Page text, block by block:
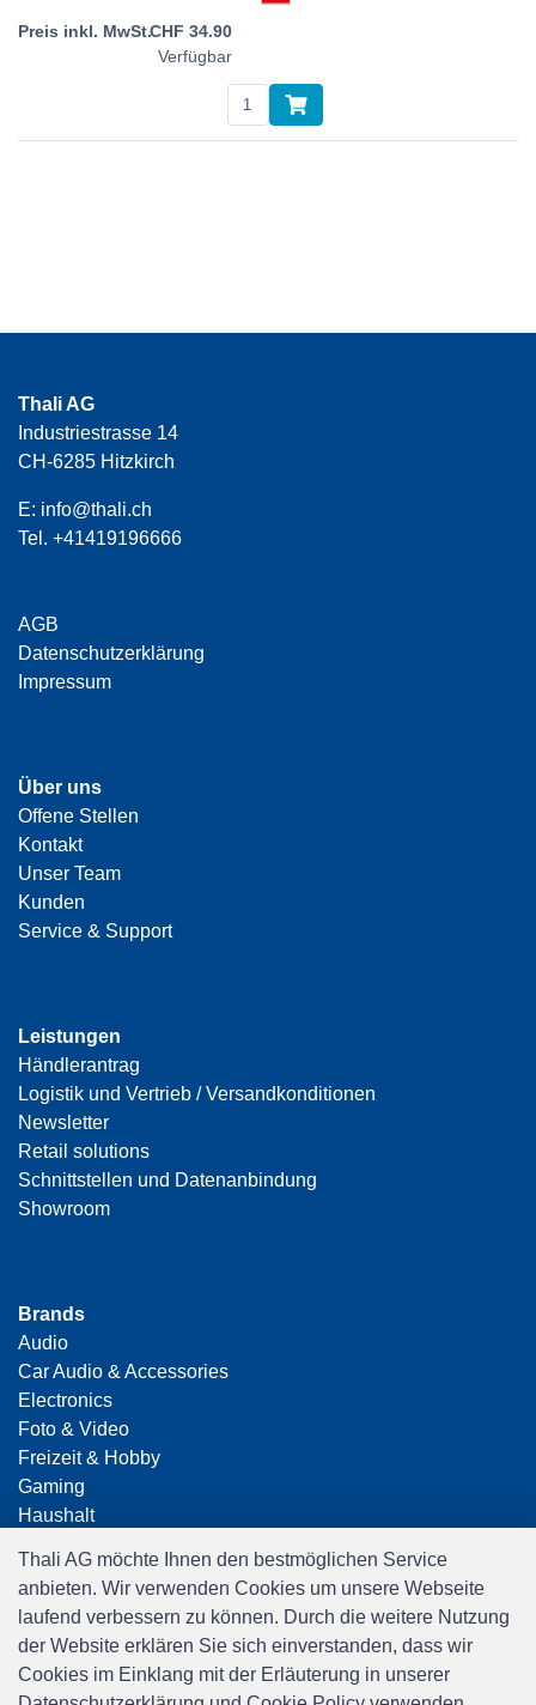
CHF 34.90
Verfügbar
Thali AG
Industriestrasse 14
CH-6285 Hitzkirch
E: info@thali.ch
Tel. +41419196666
AGB
Datenschutzerklärung
Impressum
Über uns
Offene Stellen
Kontakt
Unser Team
Kunden
Service & Support
Leistungen
Händlerantrag
Logistik und Vertrieb / Versandkonditionen
Newsletter
Retail solutions
Schnittstellen und Datenanbindung
Showroom
Brands
Audio
Car Audio & Accessories
Electronics
Foto & Video
Freizeit & Hobby
Gaming
Haushalt
Merchandising
Smart Home
Spielwaren
Travel
Thali AG möchte Ihnen den bestmöglichen Service
anbieten. Wir verwenden Cookies um unsere Webseite
laufend verbessern zu können. Durch die weitere Nutzung
der Website erklären Sie sich einverstanden, dass wir
Cookies im Einklang mit der Erläuterung in unserer